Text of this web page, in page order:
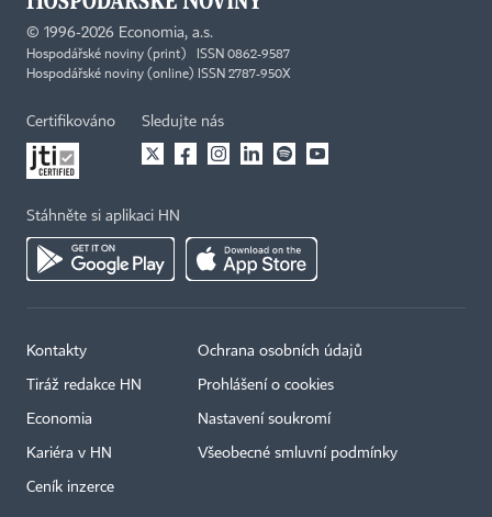
© 1996-2026 Economia, a.s.
Hospodářské noviny (print) ISSN 0862-9587
Hospodářské noviny (online) ISSN 2787-950X
Certifikováno Sledujte nás
Stáhněte si aplikaci HN
Kontakty
Tiráž redakce HN
Economia
Kariéra v HN
Ceník inzerce
Ochrana osobních údajů
Prohlášení o cookies
Nastavení soukromí
Všeobecné smluvní podmínky